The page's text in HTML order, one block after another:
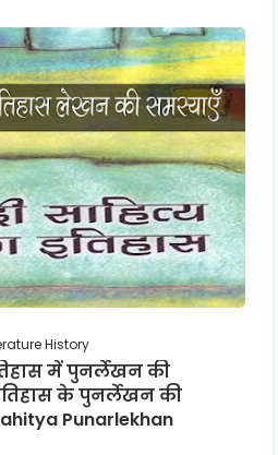
History
में पुनर्लेखन की
के पुनर्लेखन की
Punarlekhan